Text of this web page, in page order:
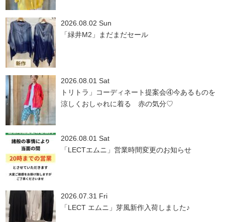
2026.08.02 Sun
「緑井M2」まだまだセール
2026.08.01 Sat
トリトラ」コーディネート提案会④今あるものを
涼しくおしゃれに着る 赤の気分♡
2026.08.01 Sat
「LECTエムニ」営業時間変更のお知らせ
2026.07.31 Fri
「LECT エムニ」芽風新作入荷しました♪